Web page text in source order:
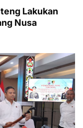
Lakukan
Nusa